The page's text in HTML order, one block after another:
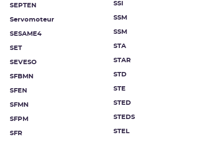
SEPTEN
Servomoteur
SESAME4
SET
SEVESO
SFBMN
SFEN
SFMN
SFPM
SFR
SSI
SSM
SSM
STA
STAR
STD
STE
STED
STEDS
STEL